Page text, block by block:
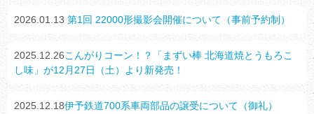
2026.01.13 第1回 22000形撮影会開催について（事前予約制）
2025.12.26こんがりコーン！？「まずい棒 北海道焼とうもろこ
し味」が12月27日（土）より新発売！
2025.12.18伊予鉄道700系車両部品の譲受について（御礼）